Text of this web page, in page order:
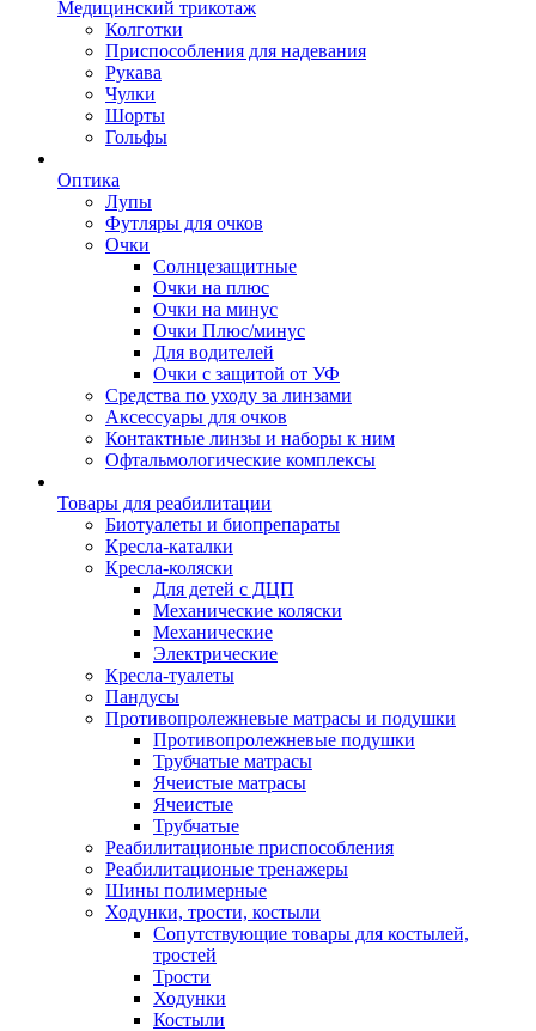
Медицинский трикотаж
Колготки
Приспособления для надевания
Рукава
Чулки
Шорты
Гольфы
Оптика
Лупы
Футляры для очков
Очки
Солнцезащитные
Очки на плюс
Очки на минус
Очки Плюс/минус
Для водителей
Очки с защитой от УФ
Средства по уходу за линзами
Аксессуары для очков
Контактные линзы и наборы к ним
Офтальмологические комплексы
Товары для реабилитации
Биотуалеты и биопрепараты
Кресла-каталки
Кресла-коляски
Для детей с ДЦП
Механические коляски
Механические
Электрические
Кресла-туалеты
Пандусы
Противопролежневые матрасы и подушки
Противопролежневые подушки
Трубчатые матрасы
Ячеистые матрасы
Ячеистые
Трубчатые
Реабилитационые приспособления
Реабилитационые тренажеры
Шины полимерные
Ходунки, трости, костыли
Сопутствующие товары для костылей,
тростей
Трости
Ходунки
Костыли